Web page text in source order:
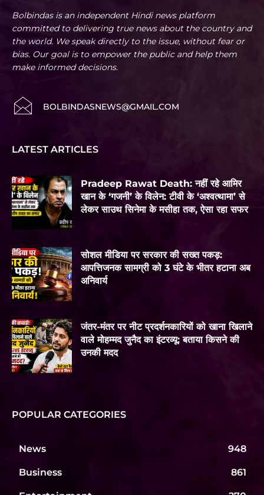
Bolbindas is an independent Hindi news platform
committed to delivering true news about the country and
the world. We speak directly to the issue, without fear or
bias. Our goal is to empower the public and help them
make informed decisions.
BOLBINDASNEWS@GMAIL.COM
LATEST ARTICLES
Pradeep Rawat Death: नहीं रहे आमिर
खान के ‘गजनी’ के विलेन: टीवी के ‘अश्वत्थामा’ से
लेकर साउथ सिनेमा के मसीहा तक, ऐसा रहा सफर
सोशल मीडिया पर सरकार की सख्त पकड़:
आपत्तिजनक सामग्री को 3 घंटे के भीतर हटाना अब
अनिवार्य
जंतर-मंतर पर नीट प्रदर्शनकारियों को खाना खिलाने
वाले मोहम्मद जुनैद का इंटरव्यू: बताया किसने की
उनकी मदद
POPULAR CATEGORIES
News 948
Business 861